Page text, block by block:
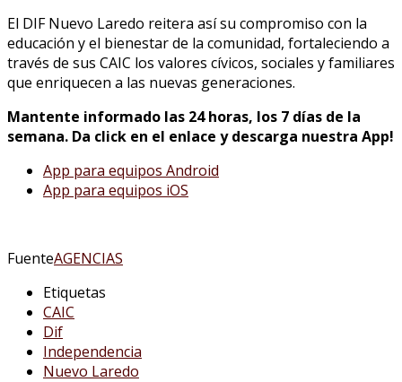
El DIF Nuevo Laredo reitera así su compromiso con la
educación y el bienestar de la comunidad, fortaleciendo a
través de sus CAIC los valores cívicos, sociales y familiares
que enriquecen a las nuevas generaciones.
Mantente informado las 24 horas, los 7 días de la
semana. Da click en el enlace y descarga nuestra App!
App para equipos Android
App para equipos iOS
FuenteAGENCIAS
Etiquetas
CAIC
Dif
Independencia
Nuevo Laredo